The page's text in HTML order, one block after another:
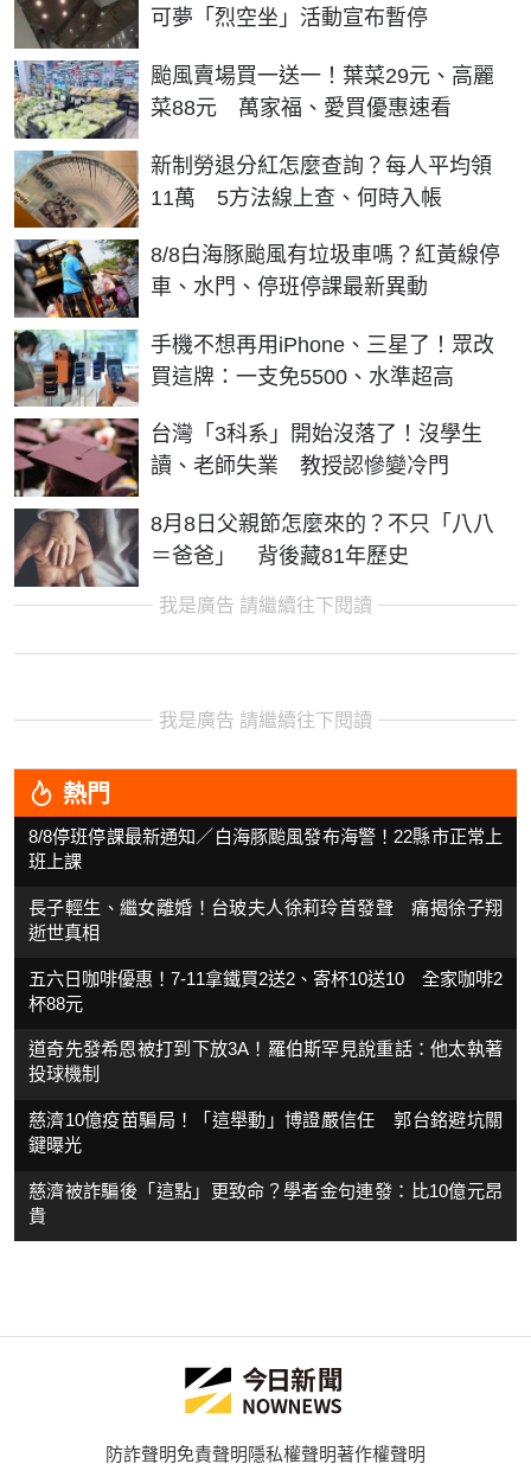
可夢「烈空坐」活動宣布暫停
颱風賣場買一送一！葉菜29元、高麗
菜88元 萬家福、愛買優惠速看
新制勞退分紅怎麼查詢？每人平均領
11萬 5方法線上查、何時入帳
8/8白海豚颱風有垃圾車嗎？紅黃線停
車、水門、停班停課最新異動
手機不想再用iPhone、三星了！眾改
買這牌：一支免5500、水準超高
台灣「3科系」開始沒落了！沒學生
讀、老師失業 教授認慘變冷門
8月8日父親節怎麼來的？不只「八八
＝爸爸」 背後藏81年歷史
我是廣告 請繼續往下閱讀
我是廣告 請繼續往下閱讀
熱門
8/8停班停課最新通知／白海豚颱風發布海警！22縣市正常上
班上課
長子輕生、繼女離婚！台玻夫人徐莉玲首發聲 痛揭徐子翔
逝世真相
五六日咖啡優惠！7-11拿鐵買2送2、寄杯10送10 全家咖啡2
杯88元
道奇先發希恩被打到下放3A！羅伯斯罕見說重話：他太執著
投球機制
慈濟10億疫苗騙局！「這舉動」博證嚴信任 郭台銘避坑關
鍵曝光
慈濟被詐騙後「這點」更致命？學者金句連發：比10億元昂
貴
防詐聲明免責聲明隱私權聲明著作權聲明